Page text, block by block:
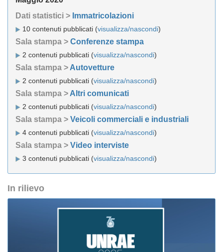
Dati statistici > Immatricolazioni
10 contenuti pubblicati (visualizza/nascondi)
Sala stampa > Conferenze stampa
2 contenuti pubblicati (visualizza/nascondi)
Sala stampa > Autovetture
2 contenuti pubblicati (visualizza/nascondi)
Sala stampa > Altri comunicati
2 contenuti pubblicati (visualizza/nascondi)
Sala stampa > Veicoli commerciali e industriali
4 contenuti pubblicati (visualizza/nascondi)
Sala stampa > Video interviste
3 contenuti pubblicati (visualizza/nascondi)
In rilievo